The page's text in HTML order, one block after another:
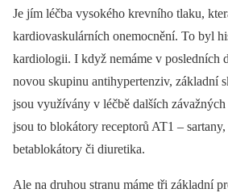
Je jím léčba vysokého krevního tlaku,
kardiovaskulárních onemocnění. To byl
kardiologii. I když nemáme v posledních
novou skupinu antihypertenziv, základní
jsou využívány v léčbě dalších
jsou to blokátory receptorů AT1 –⁠
betablokátory či diuretika.
Ale na druhou stranu máme tři základní